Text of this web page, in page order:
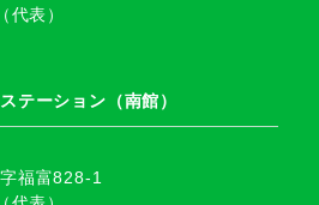
表）
テーション（南館）
福富828-1